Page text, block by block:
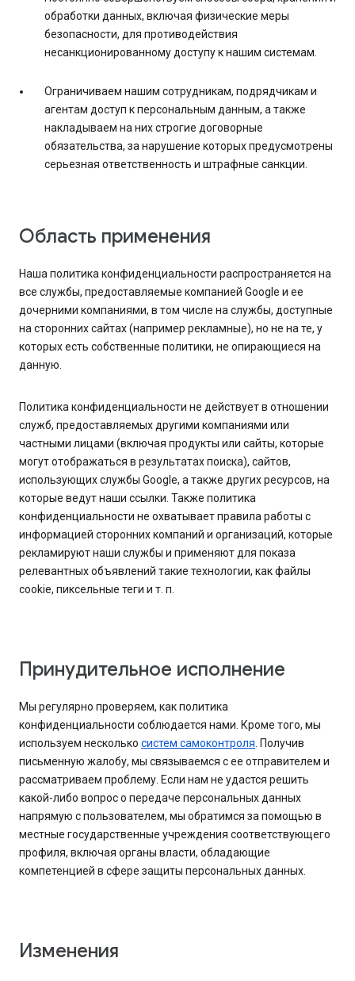
обработки данных, включая физические меры
безопасности, для противодействия
несанкционированному доступу к нашим системам.
Ограничиваем нашим сотрудникам, подрядчикам и
агентам доступ к персональным данным, а также
накладываем на них строгие договорные
обязательства, за нарушение которых предусмотрены
серьезная ответственность и штрафные санкции.
Область применения
Наша политика конфиденциальности распространяется на
все службы, предоставляемые компанией Google и ее
дочерними компаниями, в том числе на службы, доступные
на сторонних сайтах (например рекламные), но не на те, у
которых есть собственные политики, не опирающиеся на
данную.
Политика конфиденциальности не действует в отношении
служб, предоставляемых другими компаниями или
частными лицами (включая продукты или сайты, которые
могут отображаться в результатах поиска), сайтов,
использующих службы Google, а также других ресурсов, на
которые ведут наши ссылки. Также политика
конфиденциальности не охватывает правила работы с
информацией сторонних компаний и организаций, которые
рекламируют наши службы и применяют для показа
релевантных объявлений такие технологии, как файлы
cookie, пиксельные теги и т. п.
Принудительное исполнение
Мы регулярно проверяем, как политика
конфиденциальности соблюдается нами. Кроме того, мы
используем несколько систем самоконтроля. Получив
письменную жалобу, мы связываемся с ее отправителем и
рассматриваем проблему. Если нам не удастся решить
какой-либо вопрос о передаче персональных данных
напрямую с пользователем, мы обратимся за помощью в
местные государственные учреждения соответствующего
профиля, включая органы власти, обладающие
компетенцией в сфере защиты персональных данных.
Изменения